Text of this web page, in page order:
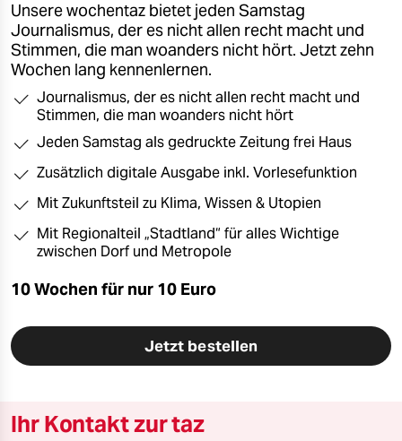
Unsere wochentaz bietet jeden Samstag
Journalismus, der es nicht allen recht macht und
Stimmen, die man woanders nicht hört. Jetzt zehn
Wochen lang kennenlernen.
Journalismus, der es nicht allen recht macht und
Stimmen, die man woanders nicht hört
Jeden Samstag als gedruckte Zeitung frei Haus
Zusätzlich digitale Ausgabe inkl. Vorlesefunktion
Mit Zukunftsteil zu Klima, Wissen & Utopien
Mit Regionalteil „Stadtland“ für alles Wichtige
zwischen Dorf und Metropole
10 Wochen für nur 10 Euro
Jetzt bestellen
Ihr Kontakt zur taz